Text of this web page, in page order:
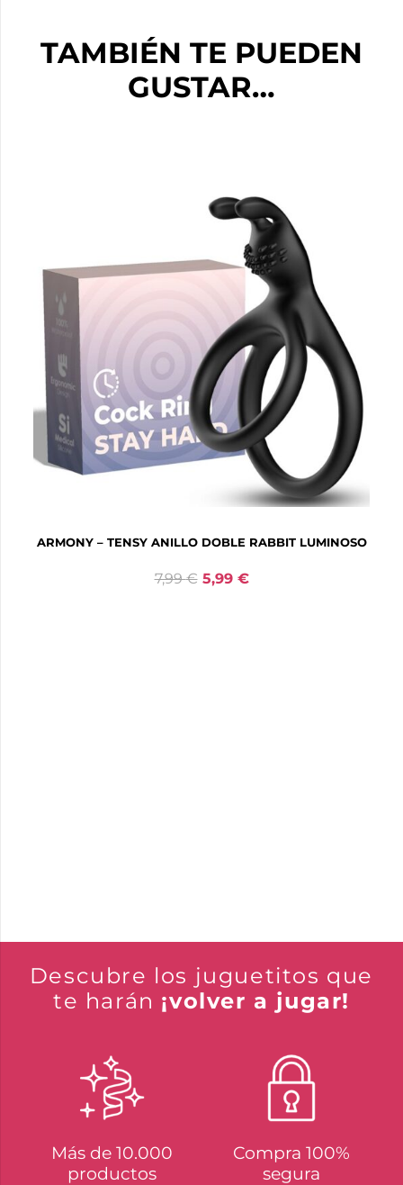
TAMBIÉN TE PUEDEN
GUSTAR…
ROCKS-OFF – BIG-BOY 7V ESTIMULADOR DEL PUNTO
26,24
Descubre los juguetitos que
te harán ¡volver a jugar!
Más de 10.000
productos
Compra 100%
segura